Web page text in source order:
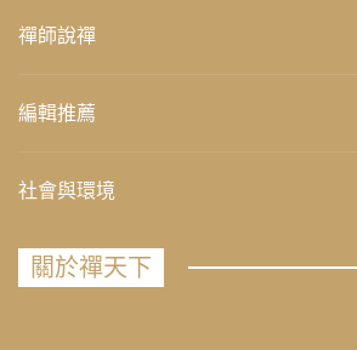
禪師說禪
編輯推薦
社會與環境
關於禪天下